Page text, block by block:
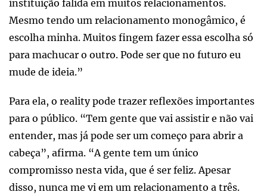
instituição falida em muitos relacionamentos.
Mesmo tendo um relacionamento monogâmico, é
escolha minha. Muitos fingem fazer essa escolha só
para machucar o outro. Pode ser que no futuro eu
mude de ideia.”
Para ela, o reality pode trazer reflexões importantes
para o público. “Tem gente que vai assistir e não vai
entender, mas já pode ser um começo para abrir a
cabeça”, afirma. “A gente tem um único
compromisso nesta vida, que é ser feliz. Apesar
disso, nunca me vi em um relacionamento a três.